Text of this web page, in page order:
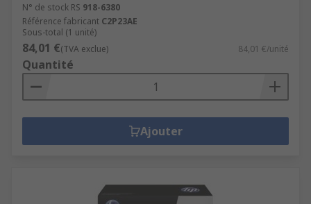
N° de stock RS 918-6380
Référence fabricant C2P23AE
Sous-total (1 unité)
84,01 €(TVA exclue) 84,01 €/unité
Quantité
Ajouter